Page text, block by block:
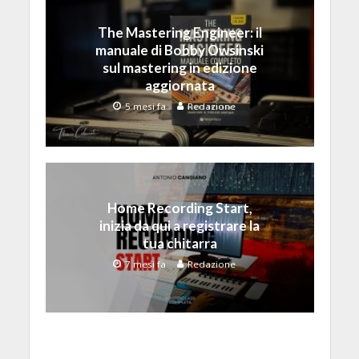
The Mastering Engineer: il
manuale di Bobby Owsinski
sul mastering in edizione
aggiornata
5 mesi fa Redazione
Home Recording Start,
inizia da qui a registrare la
tua chitarra
7 mesi fa Redazione